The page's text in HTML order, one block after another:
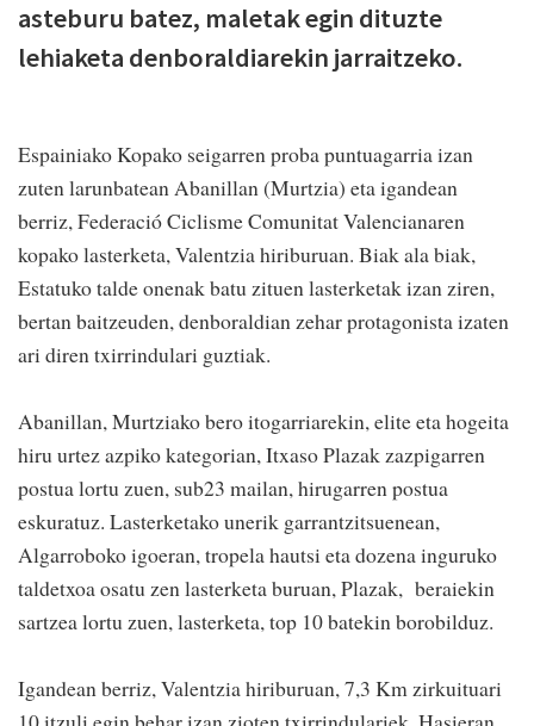
asteburu batez, maletak egin dituzte
lehiaketa denboraldiarekin jarraitzeko.
Espainiako Kopako seigarren proba puntuagarria izan
zuten larunbatean Abanillan (Murtzia) eta igandean
berriz, Federació Ciclisme Comunitat Valencianaren
kopako lasterketa, Valentzia hiriburuan. Biak ala biak,
Estatuko talde onenak batu zituen lasterketak izan ziren,
bertan baitzeuden, denboraldian zehar protagonista izaten
ari diren txirrindulari guztiak.
Abanillan, Murtziako bero itogarriarekin, elite eta hogeita
hiru urtez azpiko kategorian, Itxaso Plazak zazpigarren
postua lortu zuen, sub23 mailan, hirugarren postua
eskuratuz. Lasterketako unerik garrantzitsuenean,
Algarroboko igoeran, tropela hautsi eta dozena inguruko
taldetxoa osatu zen lasterketa buruan, Plazak, beraiekin
sartzea lortu zuen, lasterketa, top 10 batekin borobilduz.
Igandean berriz, Valentzia hiriburuan, 7,3 Km zirkuituari